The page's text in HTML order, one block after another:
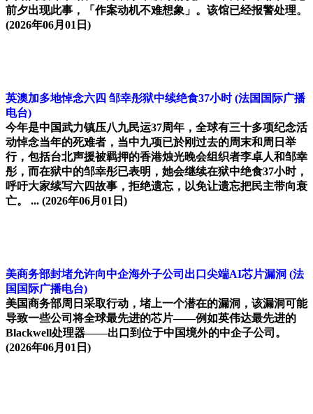
前夕出现此事，「作案动机不难想象」。该馆已经报警处理。
(2026年06月01日)
英澳加多地悼念六四 邹幸彤狱中续绝食37小时 (法国国际广播
电台)
今年是中国武力镇压八九民运37周年，全球有三十多项纪念活
动悼念当年的死难者，当中九项已於刚过去的周末和周日举
行，包括台北声援被羁押的香港烛光晚会组织者李卓人和邹幸
彤，而在狱中的邹幸彤已表明，她会继续在狱中绝食37小时，
呼吁大家续写六四故事，拒绝遗忘，以免让遗忘把民主带向衰
亡。 ... (2026年06月01日)
美商务部封堵允许向中企海外子公司出口尖端AI芯片漏洞 (法
国国际广播电台)
美国商务部周日采取行动，堵上一个潜在的漏洞，该漏洞可能
导致一些公司将全球最先进的芯片——例如英伟达最先进的
Blackwell处理器——出口到位于中国境外的中企子公司。
(2026年06月01日)